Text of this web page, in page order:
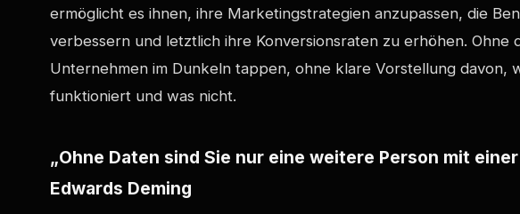
ermöglicht es ihnen, ihre Marketingstrategien anzupassen, die
verbessern und letztlich ihre Konversionsraten zu erhöhen. Ohne
Unternehmen im Dunkeln tappen, ohne klare Vorstellung davon,
funktioniert und was nicht.
„Ohne Daten sind Sie nur eine weitere Person mit einer
Edwards Deming